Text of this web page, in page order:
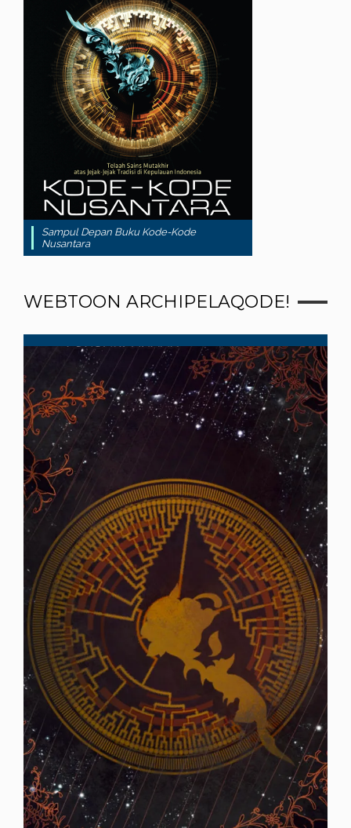
Sampul Depan Buku Kode-Kode
Nusantara
WEBTOON ARCHIPELAQODE!